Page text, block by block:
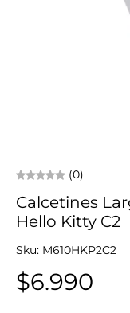
(0)
Calcetines
Hello Kitty C2
Sku: M610HKP2C2
$6.990